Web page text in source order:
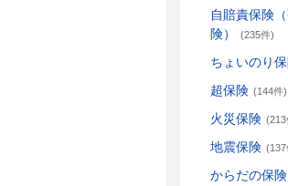
自賠責保険
険）
(235件)
ちょいのり
超保険 (144件)
火災保険 (213
地震保険 (137
からだの保